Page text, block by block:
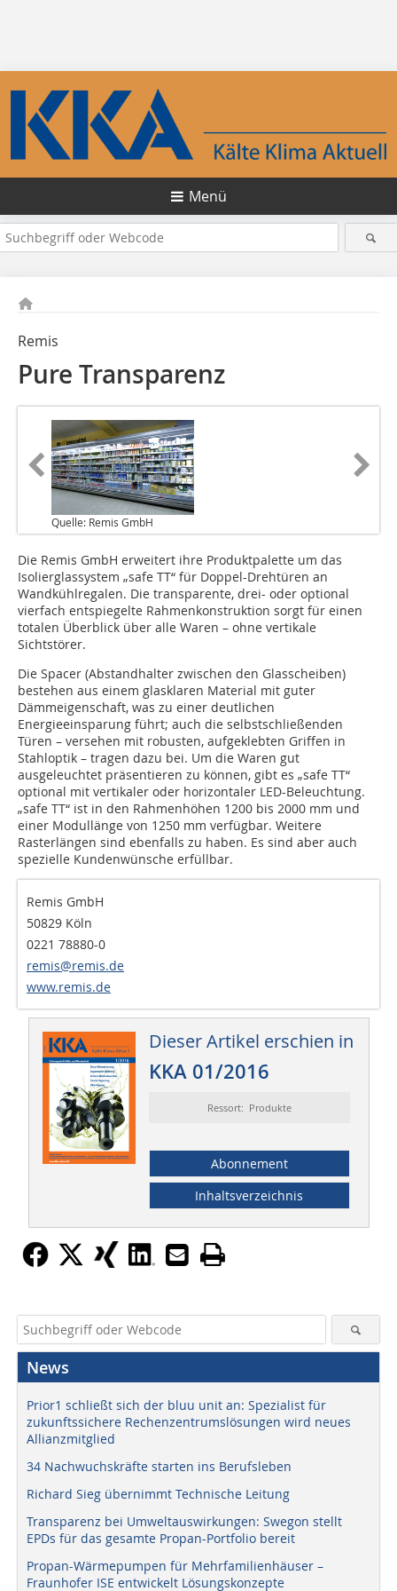
Menü
Remis
Pure Transparenz
Quelle: Remis GmbH
Die Remis GmbH erweitert ihre Produktpalette um das
Isolierglassystem „safe TT“ für Doppel-Drehtüren an
Wandkühlregalen. Die transparente, drei- oder optional
vierfach entspiegelte Rahmenkonstruktion sorgt für einen
totalen Überblick über alle Waren – ohne vertikale
Sichtstörer.
Die Spacer (Abstandhalter zwischen den Glasscheiben)
bestehen aus einem glasklaren Material mit guter
Dämmeigenschaft, was zu einer deutlichen
Energieeinsparung führt; auch die selbstschließenden
Türen – versehen mit robusten, aufgeklebten Griffen in
Stahloptik – tragen dazu bei. Um die Waren gut
ausgeleuchtet präsentieren zu können, gibt es „safe TT“
optional mit vertikaler oder horizontaler LED-Beleuchtung.
„safe TT“ ist in den Rahmenhöhen 1200 bis 2000 mm und
einer Modullänge von 1250 mm verfügbar. Weitere
Rasterlängen sind ebenfalls zu haben. Es sind aber auch
spezielle Kundenwünsche erfüllbar.
Remis GmbH
50829 Köln
0221 78880-0
remis@remis.de
www.remis.de
Dieser Artikel erschien in
KKA 01/2016
Ressort: Produkte
Abonnement
Inhaltsverzeichnis
News
Prior1 schließt sich der bluu unit an: Spezialist für
zukunftssichere Rechenzentrumslösungen wird neues
Allianzmitglied
34 Nachwuchskräfte starten ins Berufsleben
Richard Sieg übernimmt Technische Leitung
Transparenz bei Umweltauswirkungen: Swegon stellt
EPDs für das gesamte Propan-Portfolio bereit
Propan-Wärmepumpen für Mehrfamilienhäuser –
Fraunhofer ISE entwickelt Lösungskonzepte